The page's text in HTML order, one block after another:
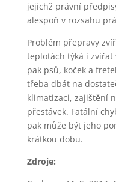
jejichž právní
alespoň v rozsahu
Problém přepravy
teplotách týká i zvířat
pak psů, koček a
třeba dbát na
klimatizaci, zajištění
přestávek. Fatální
pak může být jeho
krátkou dobu.
Zdroje: